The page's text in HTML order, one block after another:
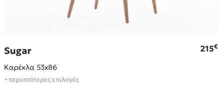
Sugar 215€
Καρέκλα 53x86
+περισσότερες επιλογές